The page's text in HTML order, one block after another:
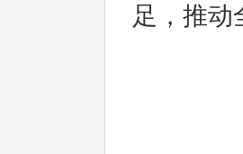
足，推动